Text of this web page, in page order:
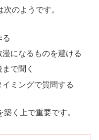
のようです。
る
になるものを避ける
で聞く
ミングで質問する
く上で重要です。